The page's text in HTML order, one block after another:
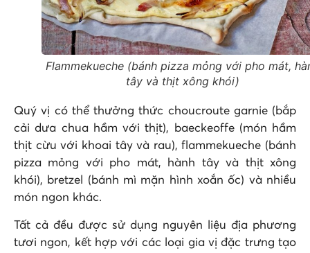
Flammekueche (bánh pizza mỏng với pho mát,
tây và thịt xông khói)
Quý vị có thể thưởng thức choucroute garnie (bắp
cải dưa chua hầm với thịt), baeckeoffe (món hầm
thịt cừu với khoai tây và rau), flammekueche (bánh
pizza mỏng với pho mát, hành tây và thịt xông
khói), bretzel (bánh mì mặn hình xoắn ốc) và nhiều
món ngon khác.
Tất cả đều được sử dụng nguyên liệu địa phương
tươi ngon, kết hợp với các loại gia vị đặc trưng tạo